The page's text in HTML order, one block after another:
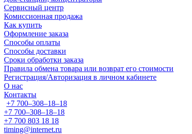
Сервисный центр
Комиссионная продажа
Как купить
Оформление заказа
Способы оплаты
Способы доставки
Сроки обработки заказа
Правила обмена товара или возврат его стоимости
Регистрация/Авторизация в личном кабинете
О нас
Контакты
+7 700‒308‒18‒18
+7 700‒308‒18‒18
+7 700 803 18 18
timing@internet.ru